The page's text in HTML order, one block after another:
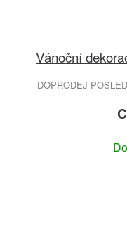
Vánoční
DOPRODEJ